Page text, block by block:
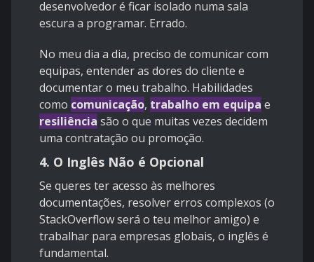
desenvolvedor é ficar isolado numa sala
escura a programar. Errado.
No meu dia a dia, preciso de comunicar com
equipas, entender as dores do cliente e
documentar o meu trabalho. Habilidades
como comunicação, trabalho em equipa e
resiliência são o que muitas vezes decidem
uma contratação ou promoção.
4. O Inglês Não é Opcional
Se queres ter acesso às melhores
documentações, resolver erros complexos (o
StackOverflow será o teu melhor amigo) e
trabalhar para empresas globais, o inglês é
fundamental.